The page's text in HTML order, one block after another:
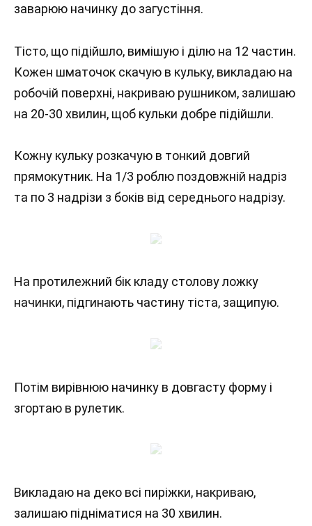
заварюю начинку до загустіння.
Тісто, що підійшло, вимішую і ділю на 12 частин.
Кожен шматочок скачую в кульку, викладаю на
робочій поверхні, накриваю рушником, залишаю
на 20-30 хвилин, щоб кульки добре підійшли.
Кожну кульку розкачую в тонкий довгий
прямокутник. На 1/3 роблю поздовжній надріз
та по 3 надрізи з боків від середнього надрізу.
На протилежний бік кладу столову ложку
начинки, підгинають частину тіста, защипую.
Потім вирівнюю начинку в довгасту форму і
згортаю в рулетик.
Викладаю на деко всі пиріжки, накриваю,
залишаю підніматися на 30 хвилин.